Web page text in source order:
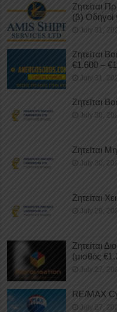
Ζητείται
(β) Οδηγοί
July 31,
Ζητείται
€1.600 –
July 31,
Ζητείται
July 30,
Ζητείται
July 30,
Ζητείται
July 29,
Ζητείται
(μισθός
July 27,
RE/MAX
July 27,